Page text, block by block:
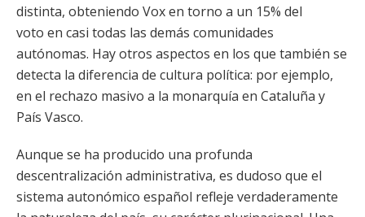
distinta, obteniendo Vox en torno a un 15% del
voto en casi todas las demás comunidades
autónomas. Hay otros aspectos en los que también se
detecta la diferencia de cultura política: por ejemplo,
en el rechazo masivo a la monarquía en Cataluña y
País Vasco.
Aunque se ha producido una profunda
descentralización administrativa, es dudoso que el
sistema autonómico español refleje verdaderamente